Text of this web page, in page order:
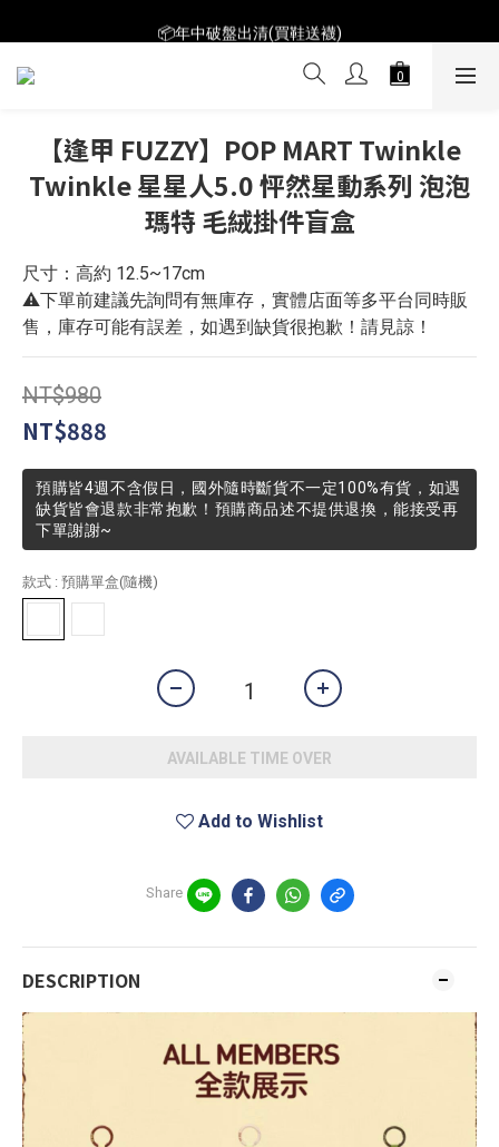
📦年中破盤出清(買鞋送襪)
📦年中破盤出清(買鞋送襪)
$199短T火熱特賣👕多件再折扣！
【逢甲 FUZZY】POP MART Twinkle
Twinkle 星星人5.0 怦然星動系列 泡泡
瑪特 毛絨掛件盲盒
尺寸：高約 12.5~17cm
⚠️下單前建議先詢問有無庫存，實體店面等多平台同時販
售，庫存可能有誤差，如遇到缺貨很抱歉！請見諒！
NT$980
NT$888
預購皆4週不含假日，國外隨時斷貨不一定100%有貨，如遇
缺貨皆會退款非常抱歉！預購商品述不提供退換，能接受再
下單謝謝~
款式 : 預購單盒(隨機)
AVAILABLE TIME OVER
Add to Wishlist
Share
DESCRIPTION